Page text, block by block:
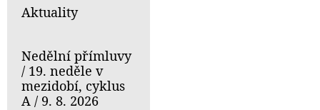
Aktuality
Nedělní přímluvy
/ 19. neděle v
mezidobí, cyklus
A / 9. 8. 2026